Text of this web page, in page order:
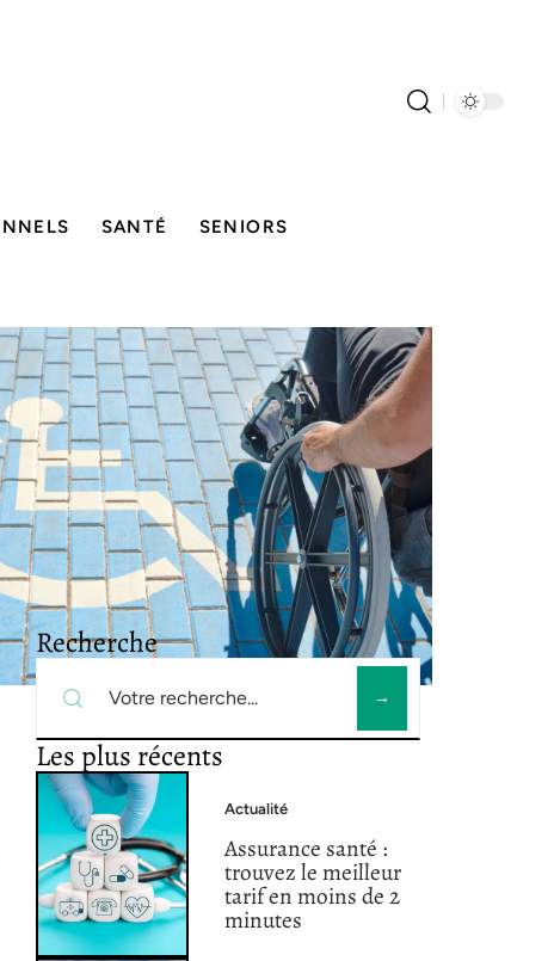
SANTÉ SENIORS
Recherche
Les plus récents
Actualité
Assurance santé :
trouvez le meilleur
tarif en moins de 2
minutes